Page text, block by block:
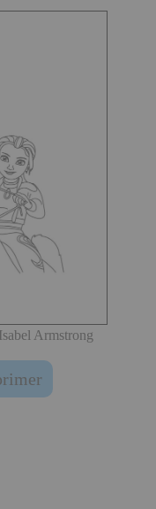
Armstrong